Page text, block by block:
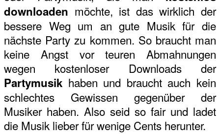
downloaden möchte, ist das wirklich der
bessere Weg um an gute Musik für die
nächste Party zu kommen. So braucht man
keine Angst vor teuren Abmahnungen
wegen kostenloser Downloads der
Partymusik haben und braucht auch kein
schlechtes Gewissen gegenüber der
Musiker haben. Also seid so fair und ladet
die Musik lieber für wenige Cents herunter.